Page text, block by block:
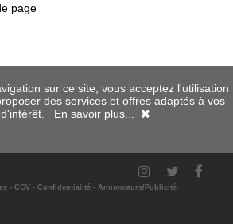
page
- CGV - Confidentialité - Annonceurs/Publicité
sur ce site, vous acceptez l'utilisation
des services et offres adaptés à vos
En savoir plus...